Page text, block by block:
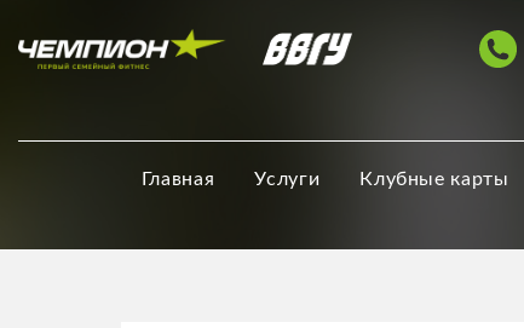
Главная Услуги Клубные карты